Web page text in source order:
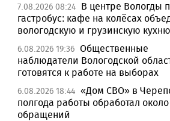
7.08.2026 08:24 В центре Вологды
гастробус: кафе на колёсах
вологодскую и грузинскую кухню
6.08.2026 19:36 Общественные
наблюдатели Вологодской
готовятся к работе на выборах
6.08.2026 18:44 «Дом СВО» в
полгода работы обработал около
обращений